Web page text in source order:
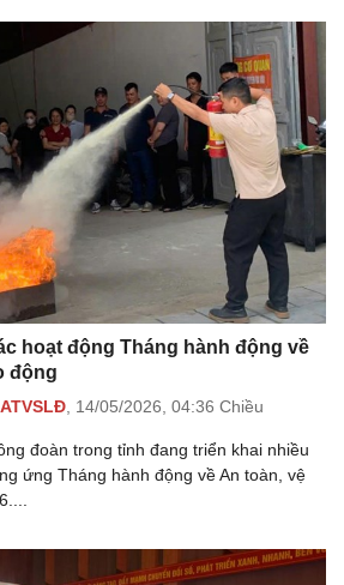
hoạt động Tháng hành động về
động
, 14/05/2026, 04:36 Chiều
đoàn trong tỉnh đang triển khai nhiều
ứng Tháng hành động về An toàn, vệ